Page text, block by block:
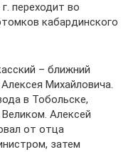
переходит во
кабардинского
– ближний
Михайловича.
в Тобольске,
Алексей
от отца
затем